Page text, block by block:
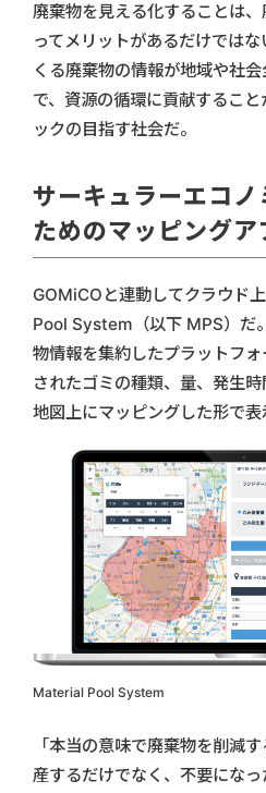
廃棄物を見える化することは
ってメリットがあるだけでは
くる廃棄物の情報が地域や社
で、資源の循環に貢献するこ
ックの目指す社会だ。
サーキュラーエコノ
ためのマッピングア
GOMiCOと連動してクラウド
Pool System（以下 MPS）だ
物情報を集約したプラットフ
されたゴミの種類、量、発生時
地図上にマッピングした形で表
Material Pool System
「本当の意味で廃棄物を削減
産するだけでなく、不要にな